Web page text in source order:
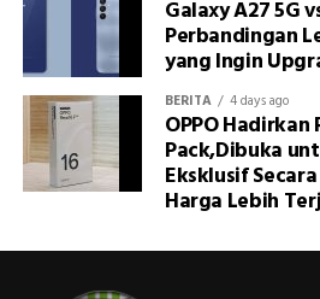
Galaxy A27 5G
Perbandingan
yang Ingin
BERITA 4 days ago
OPPO Hadirkan
Pack,Dibuka
Eksklusif
Harga Lebih